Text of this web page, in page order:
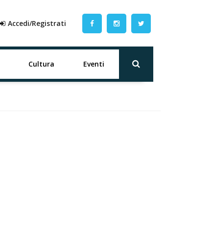
Accedi/Registrati
Cultura Eventi